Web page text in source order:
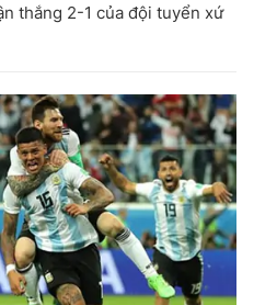
thắng 2-1 của đội tuyển xứ